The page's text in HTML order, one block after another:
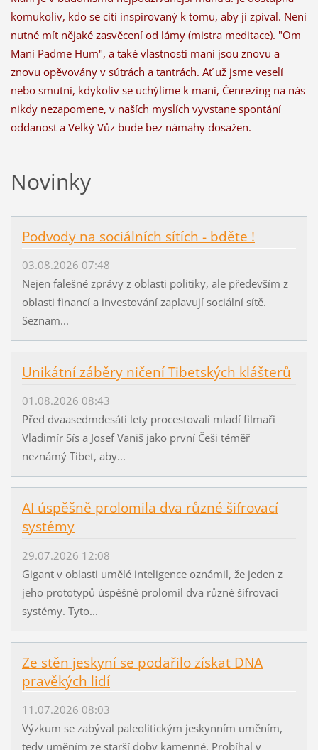
komukoliv, kdo se cítí inspirovaný k tomu, aby ji zpíval. Není
nutné mít nějaké zasvěcení od lámy (mistra meditace). "Om
Mani Padme Hum", a také vlastnosti mani jsou znovu a
znovu opěvovány v sútrách a tantrách. Ať už jsme veselí
nebo smutní, kdykoliv se uchýlíme k mani, Čenrezing na nás
nikdy nezapomene, v naších myslích vyvstane spontání
oddanost a Velký Vůz bude bez námahy dosažen.
Novinky
Podvody na sociálních sítích - bděte !
03.08.2026 07:48
Nejen falešné zprávy z oblasti politiky, ale především z
oblasti financí a investování zaplavují sociální sítě.
Seznam...
Unikátní záběry ničení Tibetských klášterů
01.08.2026 08:43
Před dvaasedmdesáti lety procestovali mladí filmaři
Vladimír Sís a Josef Vaniš jako první Češi téměř
neznámý Tibet, aby...
AI úspěšně prolomila dva různé šifrovací
systémy
29.07.2026 12:08
Gigant v oblasti umělé inteligence oznámil, že jeden z
jeho prototypů úspěšně prolomil dva různé šifrovací
systémy. Tyto...
Ze stěn jeskyní se podařilo získat DNA
pravěkých lidí
11.07.2026 08:03
Výzkum se zabýval paleolitickým jeskynním uměním,
tedy uměním ze starší doby kamenné. Probíhal v